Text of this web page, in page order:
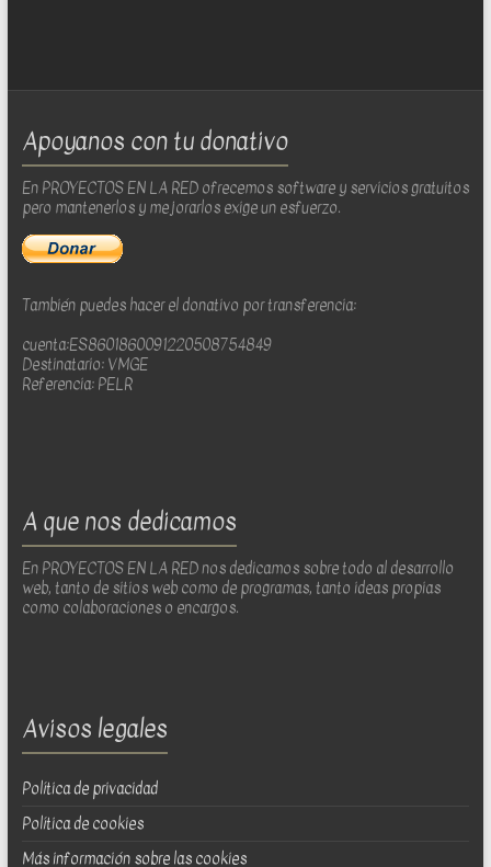
Apoyanos con tu donativo
En PROYECTOS EN LA RED ofrecemos software y servicios gratuitos
pero mantenerlos y mejorarlos exige un esfuerzo.
También puedes hacer el donativo por transferencia:
cuenta:ES8601860091220508754849
Destinatario: VMGE
Referencia: PELR
A que nos dedicamos
En PROYECTOS EN LA RED nos dedicamos sobre todo al desarrollo
web, tanto de sitios web como de programas, tanto ideas propias
como colaboraciones o encargos.
Avisos legales
Política de privacidad
Política de cookies
Más información sobre las cookies